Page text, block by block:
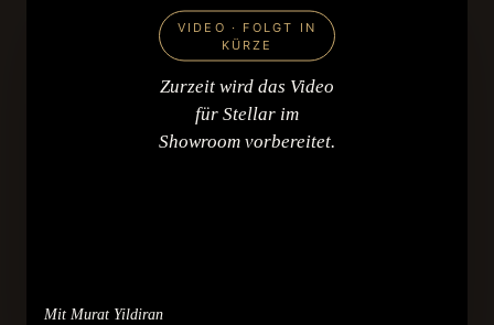
VIDEO · FOLGT IN
KÜRZE
Zurzeit wird das Video
für Stellar im
Showroom vorbereitet.
Mit Murat Yildiran